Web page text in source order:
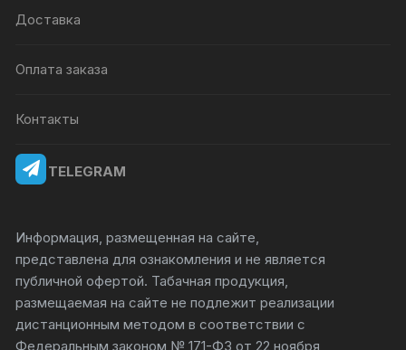
Доставка
Оплата заказа
Контакты
TELEGRAM
Информация, размещенная на сайте,
представлена для ознакомления и не является
публичной офертой. Табачная продукция,
размещаемая на сайте не подлежит реализации
дистанционным методом в соответствии с
Федеральным законом № 171-ФЗ от 22 ноября